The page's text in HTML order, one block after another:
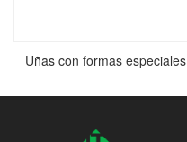
Uñas con formas especiales